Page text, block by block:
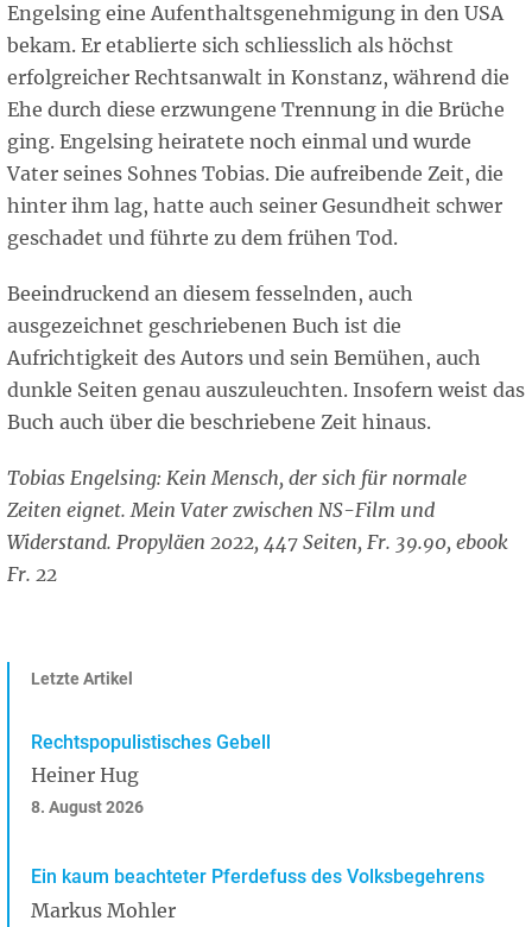
Engelsing eine Aufenthaltsgenehmigung in den USA
bekam. Er etablierte sich schliesslich als höchst
erfolgreicher Rechtsanwalt in Konstanz, während die
Ehe durch diese erzwungene Trennung in die Brüche
ging. Engelsing heiratete noch einmal und wurde
Vater seines Sohnes Tobias. Die aufreibende Zeit, die
hinter ihm lag, hatte auch seiner Gesundheit schwer
geschadet und führte zu dem frühen Tod.
Beeindruckend an diesem fesselnden, auch
ausgezeichnet geschriebenen Buch ist die
Aufrichtigkeit des Autors und sein Bemühen, auch
dunkle Seiten genau auszuleuchten. Insofern weist das
Buch auch über die beschriebene Zeit hinaus.
Tobias Engelsing: Kein Mensch, der sich für normale
Zeiten eignet. Mein Vater zwischen NS-Film und
Widerstand. Propyläen 2022, 447 Seiten, Fr. 39.90, ebook
Fr. 22
Letzte Artikel
Rechtspopulistisches Gebell
Heiner Hug
8. August 2026
Ein kaum beachteter Pferdefuss des Volksbegehrens
Markus Mohler